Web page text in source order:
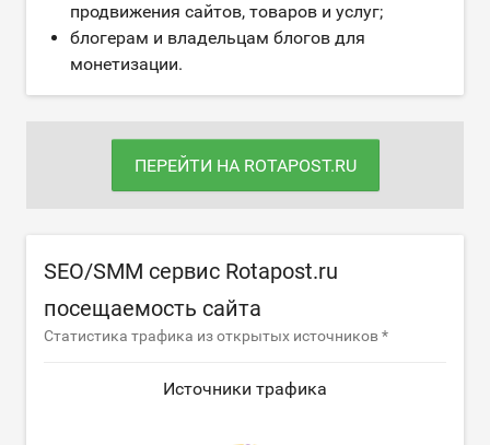
продвижения сайтов, товаров и услуг;
блогерам и владельцам блогов для
монетизации.
ПЕРЕЙТИ НА ROTAPOST.RU
SEO/SMM сервис Rotapost.ru
посещаемость сайта
Статистика трафика из открытых источников *
Источники трафика